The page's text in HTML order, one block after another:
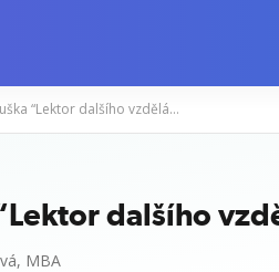
Profesní zkouška “Lektor dalšího vzdělávání”
dalšího
MBA